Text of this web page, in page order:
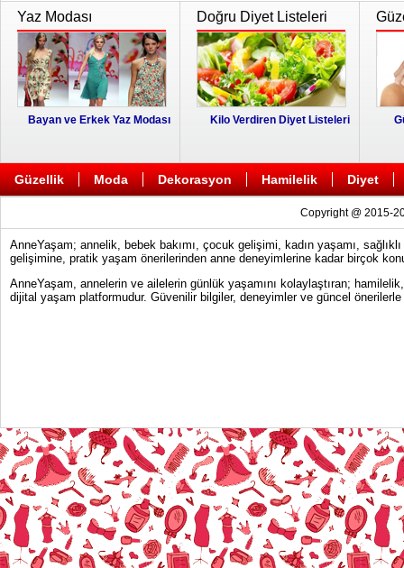
Yaz Modası
Bayan ve Erkek Yaz Modası
Doğru Diyet Listeleri
Kilo Verdiren Diyet Listeleri
Güzellik Moda Dekorasyon Hamilelik Diyet
Copyright @ 2015-
AnneYaşam; annelik, bebek bakımı, çocuk gelişimi, kadın yaşamı,
gelişimine, pratik yaşam önerilerinden anne deneyimlerine kadar birçok
AnneYaşam, annelerin ve ailelerin günlük yaşamını kolaylaştıran;
dijital yaşam platformudur. Güvenilir bilgiler, deneyimler ve güncel